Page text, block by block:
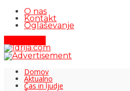
O nas
Kontakt
Oglaševanje
Domov
Aktualno
Čas in ljudje